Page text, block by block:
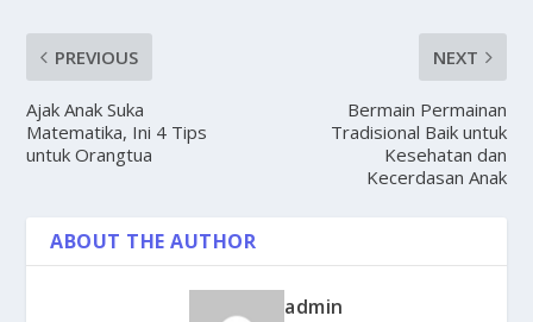
PREVIOUS
Ajak Anak Suka
Matematika, Ini 4 Tips
untuk Orangtua
NEXT
Bermain Permainan
Tradisional Baik untuk
Kesehatan dan
Kecerdasan Anak
ABOUT THE AUTHOR
admin